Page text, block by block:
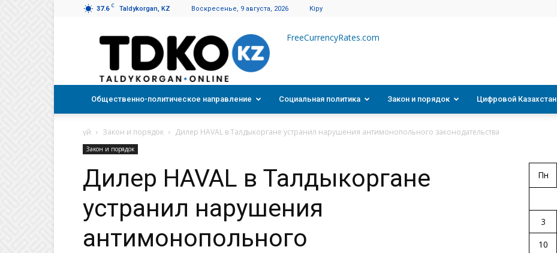
37.6 C Taldykorgan, KZ Воскресенье, 9 августа, 2026 Кіру
Талдықорған
FreeCurrencyRates.com
Общественно-политическое направление Социальная политика Закон и порядок Цифровой Казахстан
үй Закон и порядок Дилер HAVAL в Талдыкоргане устранил нарушения антимонопольного законодательства
Закон и порядок
Дилер HAVAL в Талдыкоргане
устранил нарушения
антимонопольного
Пн
3
10